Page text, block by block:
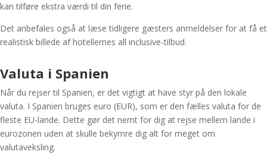
kan tilføre ekstra værdi til din ferie.
Det anbefales også at læse tidligere gæsters anmeldelser for at få et
realistisk billede af hotellernes all inclusive-tilbud.
Valuta i Spanien
Når du rejser til Spanien, er det vigtigt at have styr på den lokale
valuta. I Spanien bruges euro (EUR), som er den fælles valuta for de
fleste EU-lande. Dette gør det nemt for dig at rejse mellem lande i
eurozonen uden at skulle bekymre dig alt for meget om
valutaveksling.